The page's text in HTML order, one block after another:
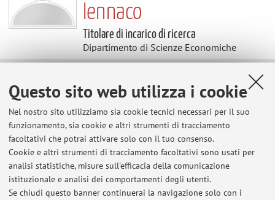
Questo sito web utilizza i cookie
Nel nostro sito utilizziamo sia cookie tecnici necessari per il suo
funzionamento, sia cookie e altri strumenti di tracciamento
facoltativi che potrai attivare solo con il tuo consenso.
Cookie e altri strumenti di tracciamento facoltativi sono usati per
analisi statistiche, misure sull'efficacia della comunicazione
istituzionale e analisi dei comportamenti degli utenti.
Se chiudi questo banner continuerai la navigazione solo con i
Iennaco
Titolare di incarico di ricerca
Dipartimento di Scienze Economiche
Temi di ricerca
Parole chiave: assiriologia
Economia e società delle antiche civiltà mesopotamiche.
Ultimi avvisi